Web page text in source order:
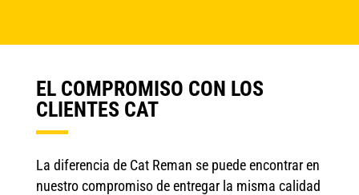
EL COMPROMISO CON LOS
CLIENTES CAT
La diferencia de Cat Reman se puede encontrar en
nuestro compromiso de entregar la misma calidad